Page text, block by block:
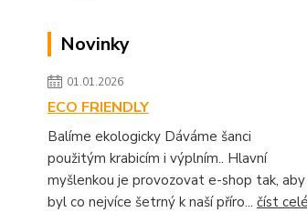
Novinky
01.01.2026
ECO FRIENDLY
Balíme ekologicky Dáváme šanci
použitým krabicím i výplním.. Hlavní
myšlenkou je provozovat e-shop tak, aby
byl co nejvíce šetrný k naší příro... číst celé